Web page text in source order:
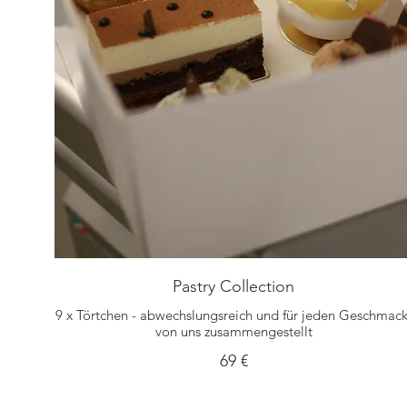
Pastry Collection
9 x Törtchen - abwechslungsreich und für jeden
von uns zusammengestellt
69 €